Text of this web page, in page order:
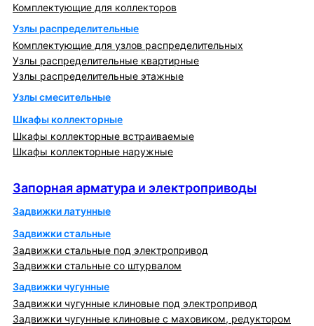
Комплектующие для коллекторов
Узлы распределительные
Комплектующие для узлов распределительных
Узлы распределительные квартирные
Узлы распределительные этажные
Узлы смесительные
Шкафы коллекторные
Шкафы коллекторные встраиваемые
Шкафы коллекторные наружные
Запорная арматура и электроприводы
Задвижки латунные
Задвижки стальные
Задвижки стальные под электропривод
Задвижки стальные со штурвалом
Задвижки чугунные
Задвижки чугунные клиновые под электропривод
Задвижки чугунные клиновые с маховиком, редуктором